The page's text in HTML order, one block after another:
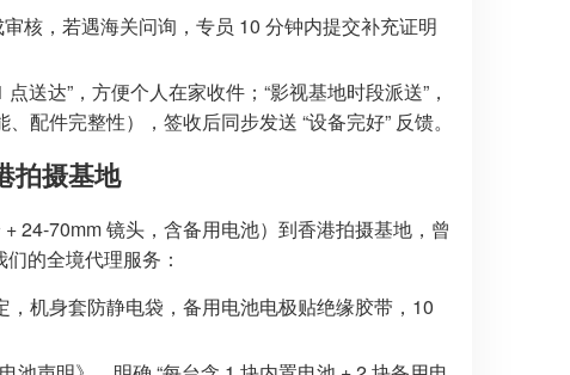
核，若遇海关问询，专员 10 分钟内提交补充证明
送达”，方便个人在家收件；“影视基地时段派送”，
配件完整性），签收后同步发送 “设备完好” 反馈。
拍摄基地
24-70mm 镜头，含备用电池）到香港拍摄基地，曾
的全境代理服务：
机身套防静电袋，备用电池电极贴绝缘胶带，10